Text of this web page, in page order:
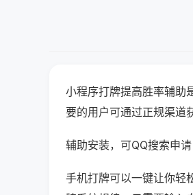
小程序打牌提高胜率辅助
要的用户可通过正规渠道
辅助安装，可QQ搜索申
手机打牌可以一键让你轻